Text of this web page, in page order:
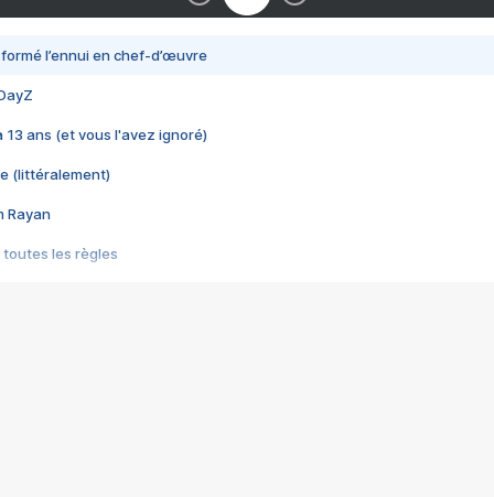
l’ennui en chef-d’œuvre
13 ans (et vous l'avez ignoré)
(littéralement)
Rayan
toutes les règles